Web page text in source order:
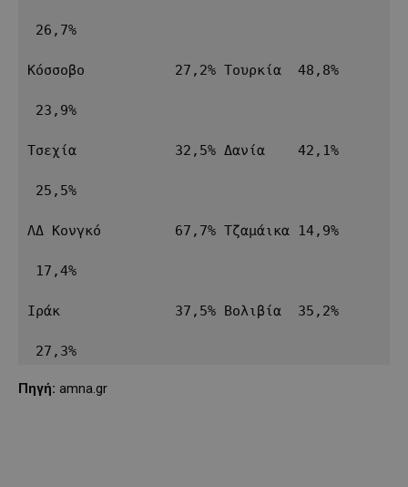
26,7%
Κόσσοβο           27,2% Τουρκία  48,8%
23,9%
Τσεχία            32,5% Δανία    42,1%
25,5%
ΛΔ Κονγκό         67,7% Τζαμάικα 14,9%
17,4%
Ιράκ              37,5% Βολιβία  35,2%
27,3%
Πηγή: amna.gr